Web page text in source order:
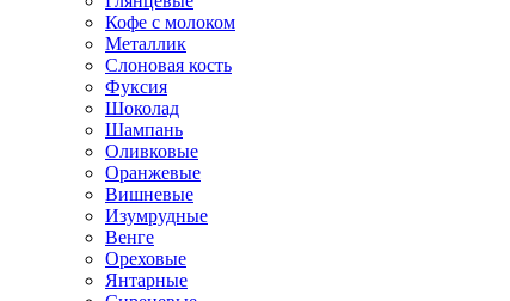
Кофе с молоком
Металлик
Слоновая кость
Фуксия
Шоколад
Шампань
Оливковые
Оранжевые
Вишневые
Изумрудные
Венге
Ореховые
Янтарные